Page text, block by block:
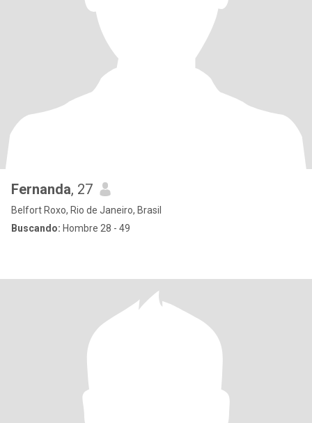
Fernanda, 27
Belfort Roxo, Rio de Janeiro, Brasil
Buscando: Hombre 28 - 49